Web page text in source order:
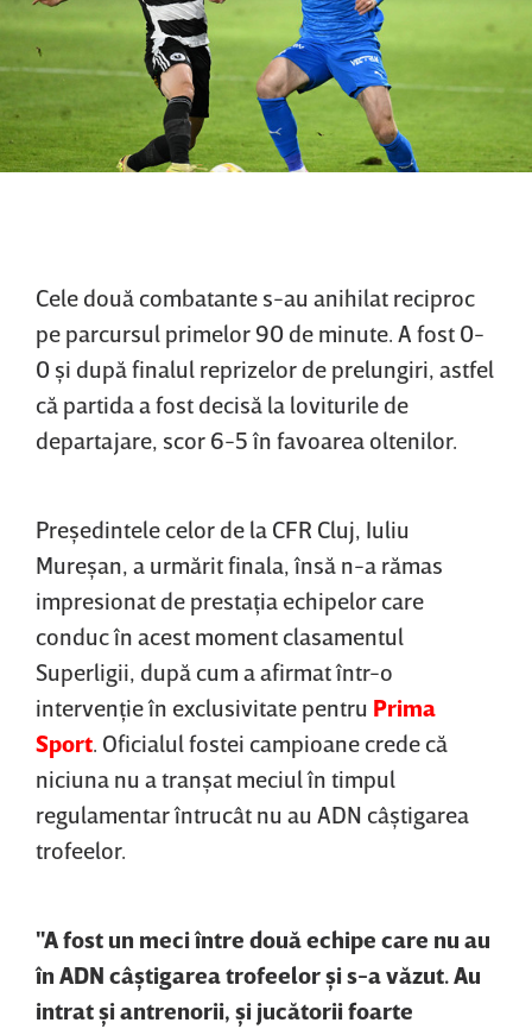
Cele două combatante s-au anihilat reciproc
pe parcursul primelor 90 de minute. A fost 0-
0 şi după finalul reprizelor de prelungiri, astfel
că partida a fost decisă la loviturile de
departajare, scor 6-5 în favoarea oltenilor.
Preşedintele celor de la CFR Cluj, Iuliu
Mureşan, a urmărit finala, însă n-a rămas
impresionat de prestaţia echipelor care
conduc în acest moment clasamentul
Superligii, după cum a afirmat într-o
intervenţie în exclusivitate pentru Prima
Sport . Oficialul fostei campioane crede că
niciuna nu a tranşat meciul în timpul
regulamentar întrucât nu au ADN câştigarea
trofeelor.
"A fost un meci între două echipe care nu au
în ADN câştigarea trofeelor şi s-a văzut. Au
intrat şi antrenorii, şi jucătorii foarte